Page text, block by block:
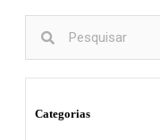
Categorias